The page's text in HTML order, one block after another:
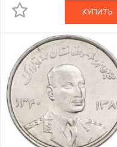
КУПИТЬ